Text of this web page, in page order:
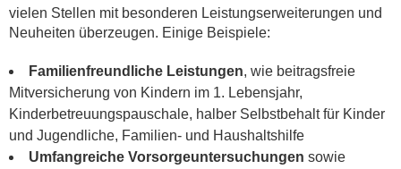
vielen Stellen mit besonderen Leistungserweiterungen und
Neuheiten überzeugen. Einige Beispiele:
Familienfreundliche Leistungen, wie beitragsfreie
Mitversicherung von Kindern im 1. Lebensjahr,
Kinderbetreuungspauschale, halber Selbstbehalt für Kinder
und Jugendliche, Familien- und Haushaltshilfe
Umfangreiche Vorsorgeuntersuchungen sowie